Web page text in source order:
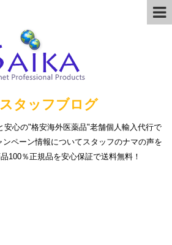
タッフブログ
安心の"格安海外医薬品"老舗個人輸入代行で
ペーン情報についてスタッフのナマの声を
100％正規品を安心保証で送料無料！